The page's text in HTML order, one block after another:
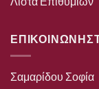
Σαμαρίδου Σοφία